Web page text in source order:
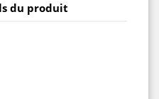
du produit